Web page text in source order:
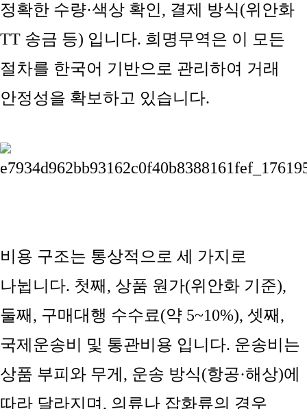
정확한 수량·색상 확인, 결제 방식(위안화
TT 송금 등) 입니다. 희명무역은 이 모든
절차를 한국어 기반으로 관리하여 거래
안정성을 확보하고 있습니다.
비용 구조는 통상적으로 세 가지로
나뉩니다. 첫째, 상품 원가(위안화 기준),
둘째, 구매대행 수수료(약 5~10%), 셋째,
국제운송비 및 통관비용 입니다. 운송비는
상품 부피와 무게, 운송 방식(항공·해상)에
따라 달라지며, 의류나 잡화류의 경우